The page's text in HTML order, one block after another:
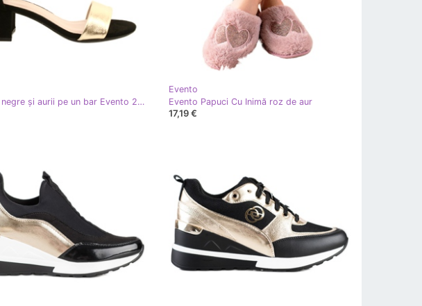
Sandale negre și aurii pe un bar Evento 20SD98-1618 negru de aur
Evento
Evento Papuci Cu Inimă roz de aur
17,19 €